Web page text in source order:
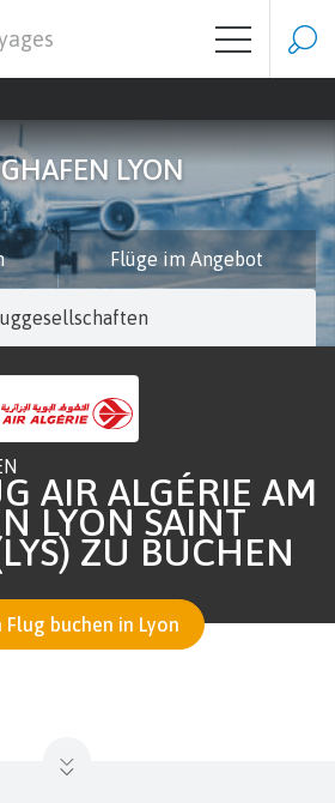
LYON
Flüge im Angebot
AIR ALGÉRIE AM
LYON SAINT
ZU BUCHEN
Flug buchen in Lyon